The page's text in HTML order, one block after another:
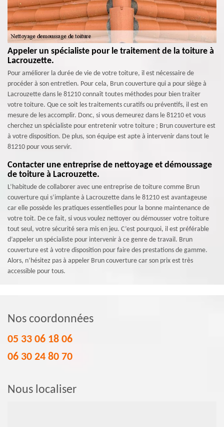
Appeler un spécialiste pour le traitement de la toiture à
Lacrouzette.
Pour améliorer la durée de vie de votre toiture, il est nécessaire de
procéder à son entretien. Pour cela, Brun couverture qui a pour siège à
Lacrouzette dans le 81210 connaît toutes méthodes pour bien traiter
votre toiture. Que ce soit les traitements curatifs ou préventifs, il est en
mesure de les accomplir. Donc, si vous demeurez dans le 81210 et vous
cherchez un spécialiste pour entretenir votre toiture ; Brun couverture est
à votre disposition. De plus, son équipe est apte à intervenir dans tout le
81210 pour vous servir.
Contacter une entreprise de nettoyage et démoussage
de toiture à Lacrouzette.
L’habitude de collaborer avec une entreprise de toiture comme Brun
couverture qui s’implante à Lacrouzette dans le 81210 est avantageuse
car elle possède les pratiques essentielles pour la bonne maintenance de
votre toit. De ce fait, si vous voulez nettoyer ou démousser votre toiture
tout seul, votre sécurité sera mis en jeu. C’est pourquoi, il est préférable
d’appeler un spécialiste pour intervenir à ce genre de travail. Brun
couverture est à votre disposition pour faire des prestations de gamme.
Alors, n’hésitez pas à appeler Brun couverture car son prix est très
accessible pour tous.
Nos coordonnées
05 33 06 18 06
06 30 24 80 70
Nous localiser